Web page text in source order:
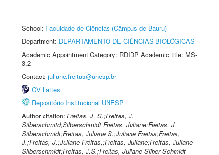
School: Faculdade de Ciências (Câmpus de Bauru)
Department: DEPARTAMENTO DE CIÊNCIAS BIOLÓGICAS
Academic Appointment Category: RDIDP Academic title: MS-
3.2
Contact: juliane.freitas@unesp.br
CV Lattes
Repositório Institucional UNESP
Author citation: Freitas, J. S.;Freitas, J.
Silberschmitd;Silberschmidt Freitas, Juliane;Freitas, J.
Silberschmidt;Freitas, Juliane S.;Juliane Freitas;Freitas,
J.;Freitas, J.;Juliane Freitas,;Freitas, Juliane;Freitas, Juliane
Silberschmidt;Freitas, J.S.;Freitas, Juliane Silber Schmidt